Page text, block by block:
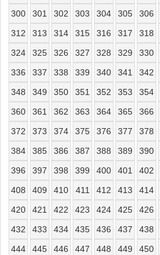
300
301 302 303 304 305 306
312
313 314 315 316 317 318
324
325 326 327 328 329 330
336
337 338 339 340 341 342
348
349 350 351 352 353 354
360
361 362 363 364 365 366
372
373 374 375 376 377 378
384
385 386 387 388 389 390
396
397 398 399 400 401 402
408
409 410 411 412 413 414
420
421 422 423 424 425 426
432
433 434 435 436 437 438
444
445 446 447 448 449 450